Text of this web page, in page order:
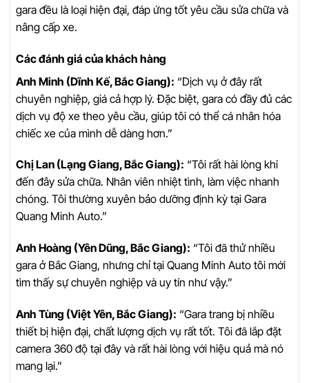
gara đều là loại hiện đại, đáp ứng tốt yêu cầu sửa chữa và
nâng cấp xe.
Các đánh giá của khách hàng
Anh Minh (Dĩnh Kế, Bắc Giang): “Dịch vụ ở đây rất
chuyên nghiệp, giá cả hợp lý. Đặc biệt, gara có đầy đủ các
dịch vụ độ xe theo yêu cầu, giúp tôi có thể cá nhân hóa
chiếc xe của mình dễ dàng hơn.”
Chị Lan (Lạng Giang, Bắc Giang): “Tôi rất hài lòng khi
đến đây sửa chữa. Nhân viên nhiệt tình, làm việc nhanh
chóng. Tôi thường xuyên bảo dưỡng định kỳ tại Gara
Quang Minh Auto.”
Anh Hoàng (Yên Dũng, Bắc Giang): “Tôi đã thử nhiều
gara ở Bắc Giang, nhưng chỉ tại Quang Minh Auto tôi mới
tìm thấy sự chuyên nghiệp và uy tín như vậy.”
Anh Tùng (Việt Yên, Bắc Giang): “Gara trang bị nhiều
thiết bị hiện đại, chất lượng dịch vụ rất tốt. Tôi đã lắp đặt
camera 360 độ tại đây và rất hài lòng với hiệu quả mà nó
mang lại.”